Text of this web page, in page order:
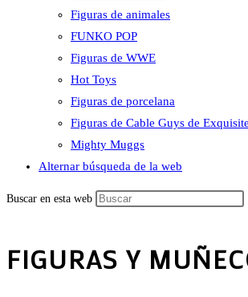
Figuras de animales
FUNKO POP
Figuras de WWE
Hot Toys
Figuras de porcelana
Figuras de Cable Guys de
Mighty Muggs
Alternar búsqueda de la web
Buscar en esta web
FIGURAS Y